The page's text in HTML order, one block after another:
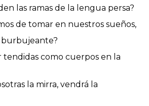
las ramas de la lengua persa?
de tomar en nuestros sueños,
tendidas como cuerpos en la
la mirra, vendrá la